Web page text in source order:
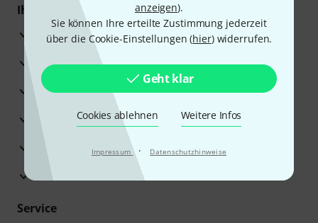
anzeigen).
Sie können Ihre erteilte Zustimmung jederzeit
über die Cookie-Einstellungen (hier) widerrufen.
Geht klar
Cookies ablehnen Weitere Infos
Impressum · Datenschutzhinweise
Ihre Vorteile
3 Jahre Thomann Garantie
30 Tage Money-Back-Garantie
Reparaturservice
Beratung durch Fachexperten
Zufriedenheitsgarantie
Europas größtes Versandlager
Service